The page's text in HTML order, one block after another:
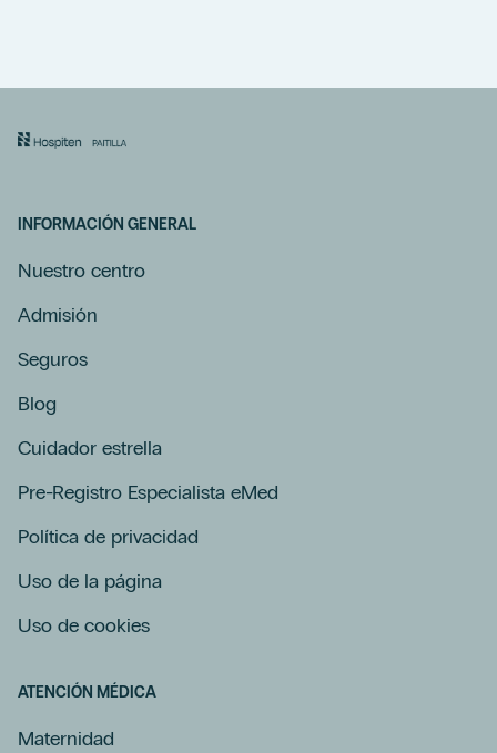
INFORMACIÓN GENERAL
Nuestro centro
Admisión
Seguros
Blog
Cuidador estrella
Pre-Registro Especialista eMed
Política de privacidad
Uso de la página
Uso de cookies
ATENCIÓN MÉDICA
Maternidad